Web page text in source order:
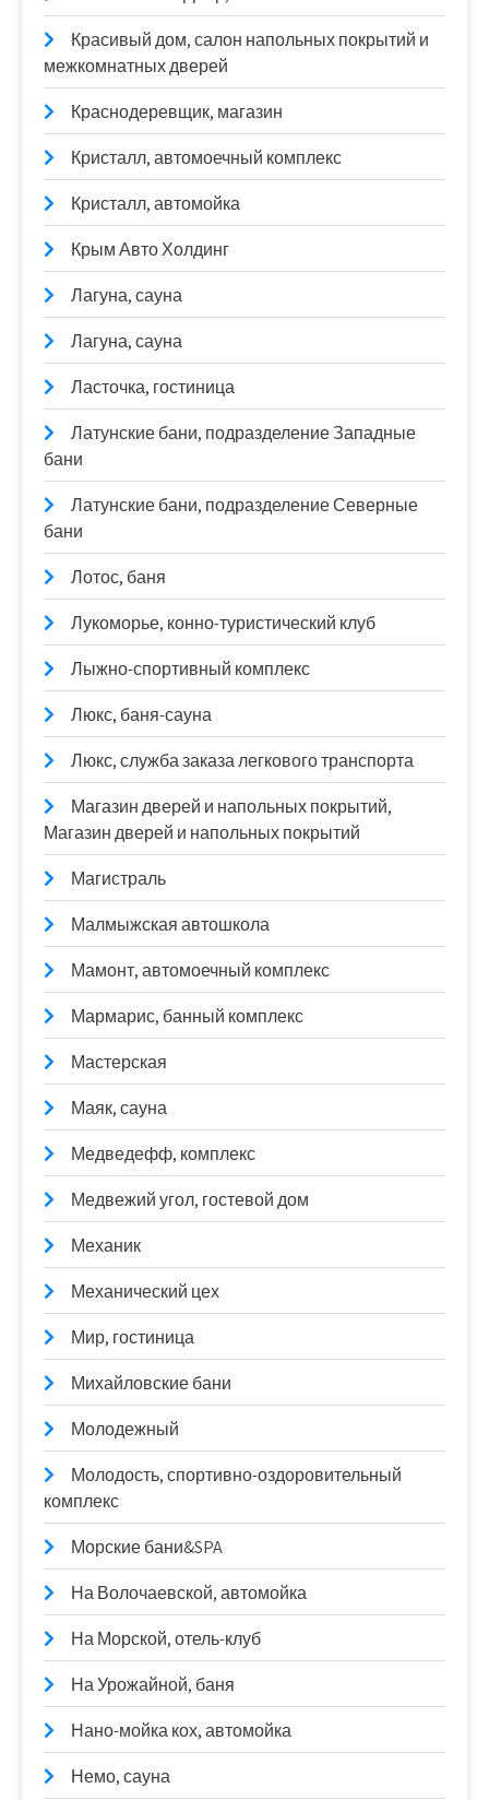
Красивый дом, салон напольных покрытий и
межкомнатных дверей
Краснодеревщик, магазин
Кристалл, автомоечный комплекс
Кристалл, автомойка
Крым Авто Холдинг
Лагуна, сауна
Лагуна, сауна
Ласточка, гостиница
Латунские бани, подразделение Западные
бани
Латунские бани, подразделение Северные
бани
Лотос, баня
Лукоморье, конно-туристический клуб
Лыжно-спортивный комплекс
Люкс, баня-сауна
Люкс, служба заказа легкового транспорта
Магазин дверей и напольных покрытий,
Магазин дверей и напольных покрытий
Магистраль
Малмыжская автошкола
Мамонт, автомоечный комплекс
Мармарис, банный комплекс
Мастерская
Маяк, сауна
Медведефф, комплекс
Медвежий угол, гостевой дом
Механик
Механический цех
Мир, гостиница
Михайловские бани
Молодежный
Молодость, спортивно-оздоровительный
комплекс
Морские бани&SPA
На Волочаевской, автомойка
На Морской, отель-клуб
На Урожайной, баня
Нано-мойка кох, автомойка
Немо, сауна